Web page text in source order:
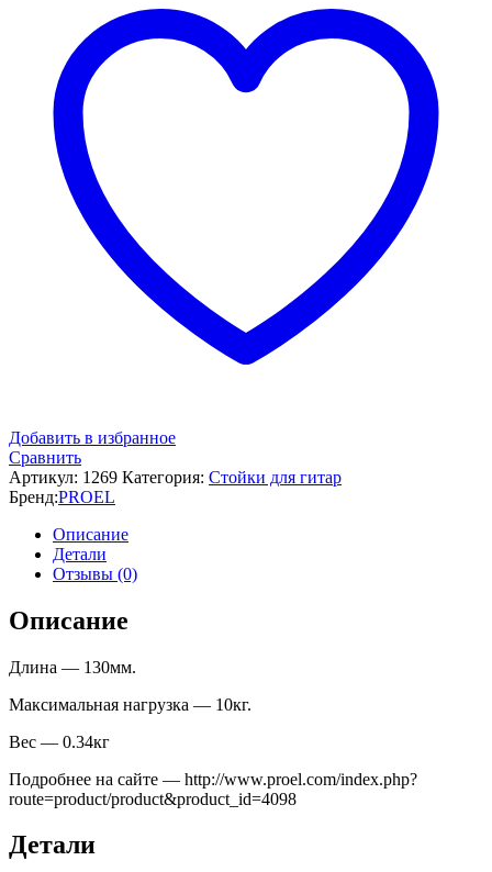
Добавить в избранное
Сравнить
Артикул: 1269 Категория: Стойки для гитар
Бренд:PROEL
Описание
Детали
Отзывы (0)
Описание
Длина — 130мм.
Максимальная нагрузка — 10кг.
Вес — 0.34кг
Подробнее на сайте — http://www.proel.com/index.php?
route=product/product&product_id=4098
Детали